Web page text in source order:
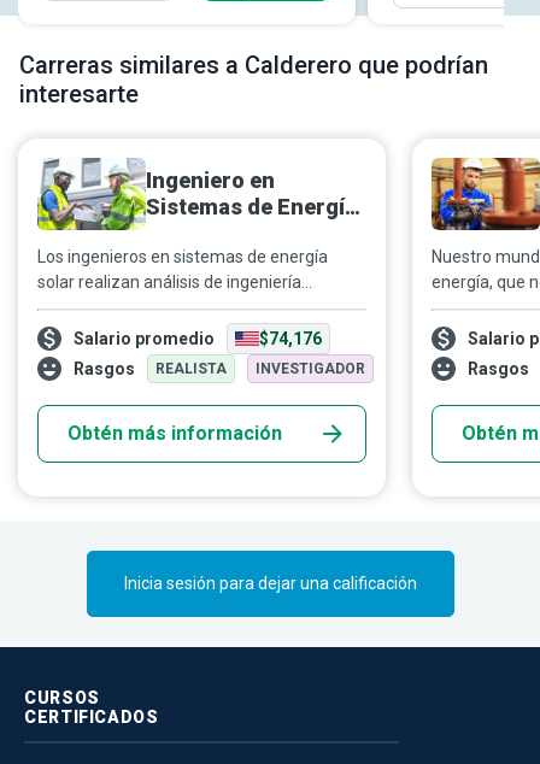
Carreras similares a Calderero que podrían
interesarte
Ingeniero en
Sistemas de Energía
Los ingenieros en sistemas de energía
solar realizan análisis de ingeniería
específicos para cada sitio, enfocándose
en la eficiencia energética y proyectos
solares para clientes residenciales,
comerciales e industriales. Diseñan
sistemas solares para agua caliente y
calefacción de espacios, tanto para
estructuras nuevas como existentes.
Salario promedio
$74,176
Rasgos
REALISTA INVESTIGADOR
Obtén más información
Nuestro
energía, que
tareas y
máquinas de
Los sistemas
lo que
rentable para
operadores
mantienen
Salario
Rasgos
Obtén
Inicia sesión para dejar una calificación
CURSOS
CERTIFICADOS